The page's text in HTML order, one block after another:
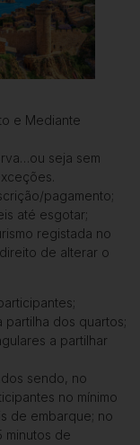
e Mediante
seja sem
pagamento;
até esgotar;
registada no
de alterar o
dos quartos;
a partilhar
sendo, no
no mínimo
de embarque; no
minutos de